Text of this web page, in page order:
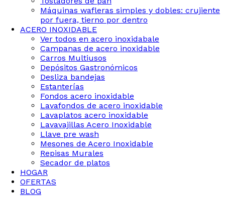
Máquinas wafleras simples y dobles: crujiente
por fuera, tierno por dentro
ACERO INOXIDABLE
Ver todos en acero inoxidabale
Campanas de acero inoxidable
Carros Multiusos
Depósitos Gastronómicos
Desliza bandejas
Estanterías
Fondos acero inoxidable
Lavafondos de acero inoxidable
Lavaplatos acero inoxidable
Lavavajillas Acero Inoxidable
Llave pre wash
Mesones de Acero Inoxidable
Repisas Murales
Secador de platos
HOGAR
OFERTAS
BLOG